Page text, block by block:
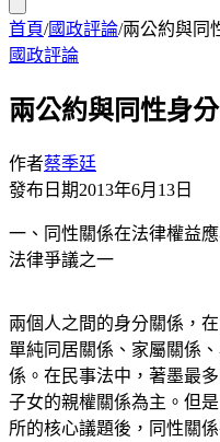
首頁/國政評論/兩公約與同
國政評論
兩公約與同性身
作者蔡季廷
發布日期2013年6月13日
一、同性關係在法律權益
法律爭議之一
兩個人之間的身分關係，
單純同居關係、家屬關係
係。在民事法中，著墨最
子女的親權關係為主。但
所的核心議題後，同性關